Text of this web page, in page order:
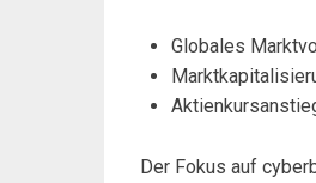
Globales
Der Fokus auf